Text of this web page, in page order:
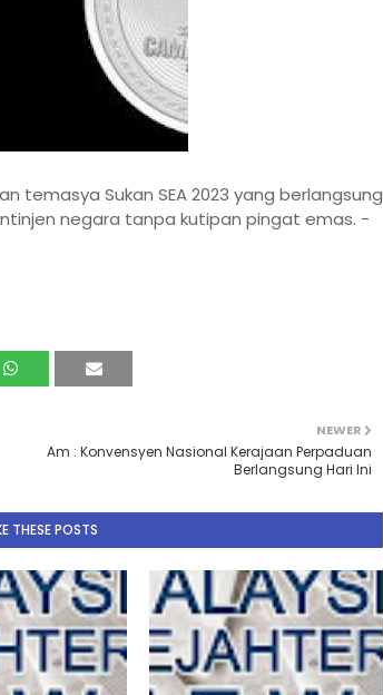
temasya Sukan SEA 2023 yang berlangsung
negara tanpa kutipan pingat emas. -
NEWER
Am : Konvensyen Nasional Kerajaan Perpaduan
Berlangsung Hari Ini
THESE POSTS